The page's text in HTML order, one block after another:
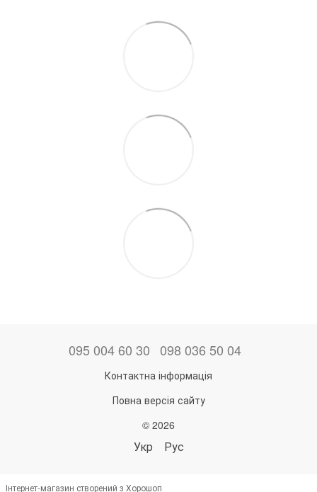
095 004 60 30 098 036 50 04
Контактна інформація
Повна версія сайту
© 2026
Укр Рус
Інтернет-магазин створений з Хорошоп